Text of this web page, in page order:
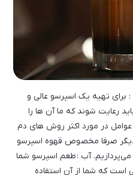
برای تهیه یک اسپرسو عالی و
رعایت شوند که ما آن ها را
عوامل در مورد اکثر روش های دم
صرفا مخصوص قهوه اسپرسو
آب : طعم اسپرسو شما
است که شما از آن استفاده